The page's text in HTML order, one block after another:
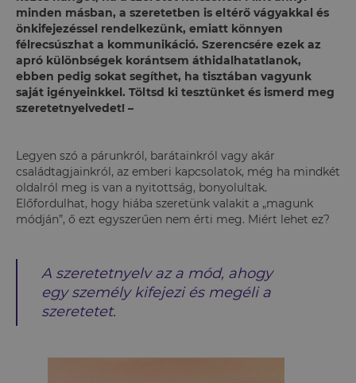
minden másban, a szeretetben is eltérő vágyakkal és
önkifejezéssel rendelkezünk, emiatt könnyen
félrecsúszhat a kommunikáció. Szerencsére ezek az
apró különbségek korántsem áthidalhatatlanok,
ebben pedig sokat segíthet, ha tisztában vagyunk
saját igényeinkkel. Töltsd ki tesztünket és ismerd meg
szeretetnyelvedet! –
Legyen szó a párunkról, barátainkról vagy akár
családtagjainkról, az emberi kapcsolatok, még ha mindkét
oldalról meg is van a nyitottság, bonyolultak.
Előfordulhat, hogy hiába szeretünk valakit a „magunk
módján”, ő ezt egyszerűen nem érti meg. Miért lehet ez?
A szeretetnyelv az a mód, ahogy
egy személy kifejezi és megéli a
szeretetet.